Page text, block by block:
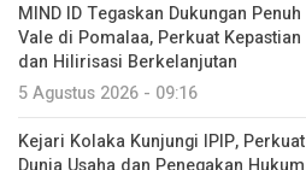
MIND ID Tegaskan Dukungan
Vale di Pomalaa, Perkuat Kepastian
dan Hilirisasi Berkelanjutan
5 Agustus 2026 - 09:16
Kejari Kolaka Kunjungi IPIP,